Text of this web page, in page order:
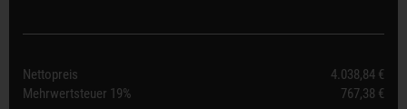
Nettopreis
4.038,84 €
Mehrwertsteuer 19% 767,38 €